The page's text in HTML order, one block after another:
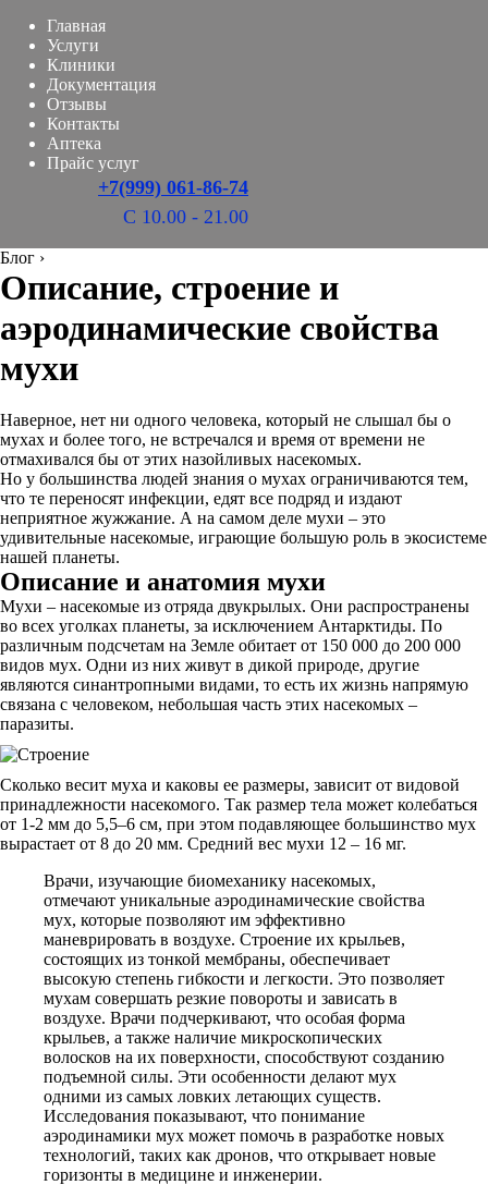
Главная
Услуги
Клиники
Документация
Отзывы
Контакты
Аптека
Прайс услуг
+7(999) 061-86-74
С 10.00 - 21.00
Блог ›
Описание, строение и
аэродинамические свойства
мухи
Наверное, нет ни одного человека, который не слышал бы о
мухах и более того, не встречался и время от времени не
отмахивался бы от этих назойливых насекомых.
Но у большинства людей знания о мухах ограничиваются тем,
что те переносят инфекции, едят все подряд и издают
неприятное жужжание. А на самом деле мухи – это
удивительные насекомые, играющие большую роль в экосистеме
нашей планеты.
Описание и анатомия мухи
Мухи – насекомые из отряда двукрылых. Они распространены
во всех уголках планеты, за исключением Антарктиды. По
различным подсчетам на Земле обитает от 150 000 до 200 000
видов мух. Одни из них живут в дикой природе, другие
являются синантропными видами, то есть их жизнь напрямую
связана с человеком, небольшая часть этих насекомых –
паразиты.
Сколько весит муха и каковы ее размеры, зависит от видовой
принадлежности насекомого. Так размер тела может колебаться
от 1-2 мм до 5,5–6 см, при этом подавляющее большинство мух
вырастает от 8 до 20 мм. Средний вес мухи 12 – 16 мг.
Врачи, изучающие биомеханику насекомых,
отмечают уникальные аэродинамические свойства
мух, которые позволяют им эффективно
маневрировать в воздухе. Строение их крыльев,
состоящих из тонкой мембраны, обеспечивает
высокую степень гибкости и легкости. Это позволяет
мухам совершать резкие повороты и зависать в
воздухе. Врачи подчеркивают, что особая форма
крыльев, а также наличие микроскопических
волосков на их поверхности, способствуют созданию
подъемной силы. Эти особенности делают мух
одними из самых ловких летающих существ.
Исследования показывают, что понимание
аэродинамики мух может помочь в разработке новых
технологий, таких как дронов, что открывает новые
горизонты в медицине и инженерии.